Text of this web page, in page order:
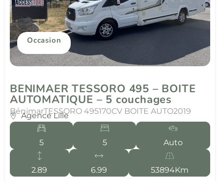
Occasion
BENIMAER TESSORO 495 – BOITE
AUTOMATIQUE – 5 couchages
BénimarTESSORO 495170CV BOITE AUTO2019
Agence Lille
5 5 Auto
2.89 6.99 53894Km